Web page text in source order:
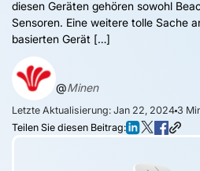
diesen Geräten gehören sowohl
Sensoren. Eine weitere tolle Sache
basierten Gerät […]
@Minen
Letzte Aktualisierung: Jan 22, 2024 3
Teilen Sie diesen Beitrag: